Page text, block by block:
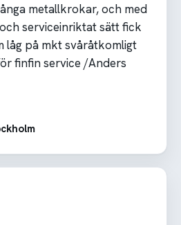
metallkrokar, och med
serviceinriktat sätt fick
låg på mkt svåråtkomligt
finfin service /Anders